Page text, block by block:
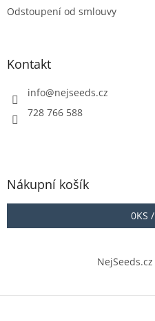
Odstoupení od smlouvy
Kontakt
info@nejseeds.cz
728 766 588
Nákupní košík
0KS /
NejSeeds.cz